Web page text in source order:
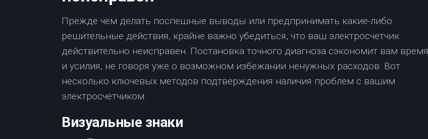
Прежде чем делать поспешные выводы или предпринимать какие-либо
решительные действия, крайне важно убедиться, что ваш электросчетчик
действительно неисправен. Постановка точного диагноза сэкономит вам время
и усилия, не говоря уже о возможном избежании ненужных расходов. Вот
несколько ключевых методов подтверждения наличия проблем с вашим
электросчетчиком.
Визуальные знаки